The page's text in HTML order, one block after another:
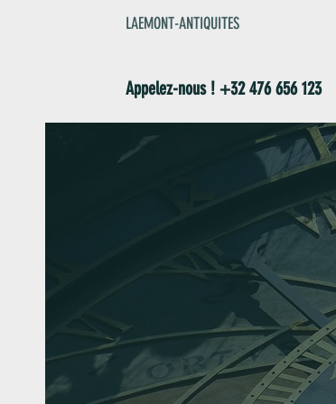
LAEMONT-ANTIQUITES
Appelez-nous ! +32 476 656 123